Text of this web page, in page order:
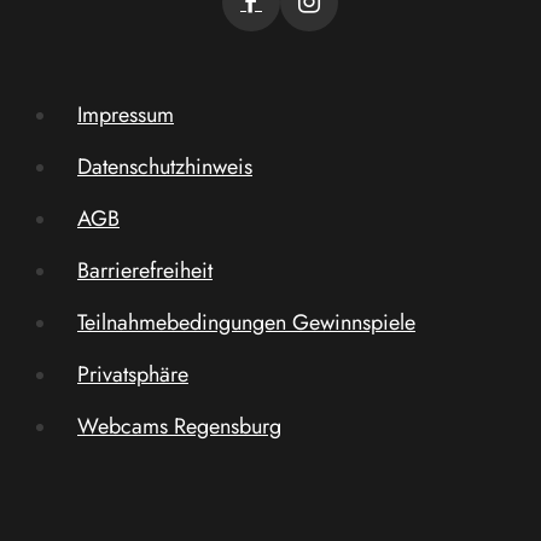
Impressum
Datenschutzhinweis
AGB
Barrierefreiheit
Teilnahmebedingungen Gewinnspiele
Privatsphäre
Webcams Regensburg